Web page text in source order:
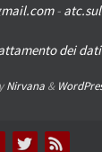
-
dei
Nirvana&